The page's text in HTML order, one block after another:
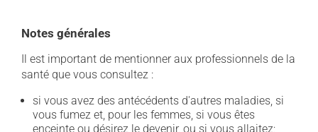
Notes générales
Il est important de mentionner aux professionnels de la
santé que vous consultez :
si vous avez des antécédents d'autres maladies, si
vous fumez et, pour les femmes, si vous êtes
enceinte ou désirez le devenir, ou si vous allaitez;